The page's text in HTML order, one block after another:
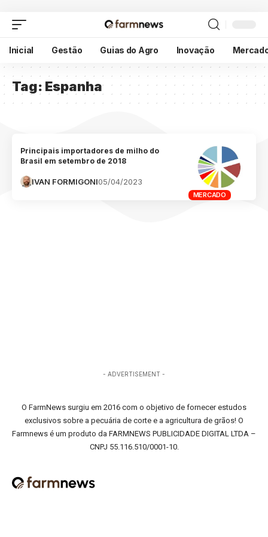
Inicial Gestão Guias do Agro Inovação
Tag: Espanha
MERCADO
Principais importadores de milho do
Brasil em setembro de 2018
IVAN FORMIGONI05/04/2023
- ADVERTISEMENT -
O FarmNews surgiu em 2016 com o objetivo de fornecer estudos
exclusivos sobre a pecuária de corte e a agricultura de grãos! O
Farmnews é um produto da FARMNEWS PUBLICIDADE DIGITAL LTDA –
CNPJ 55.116.510/0001-10.